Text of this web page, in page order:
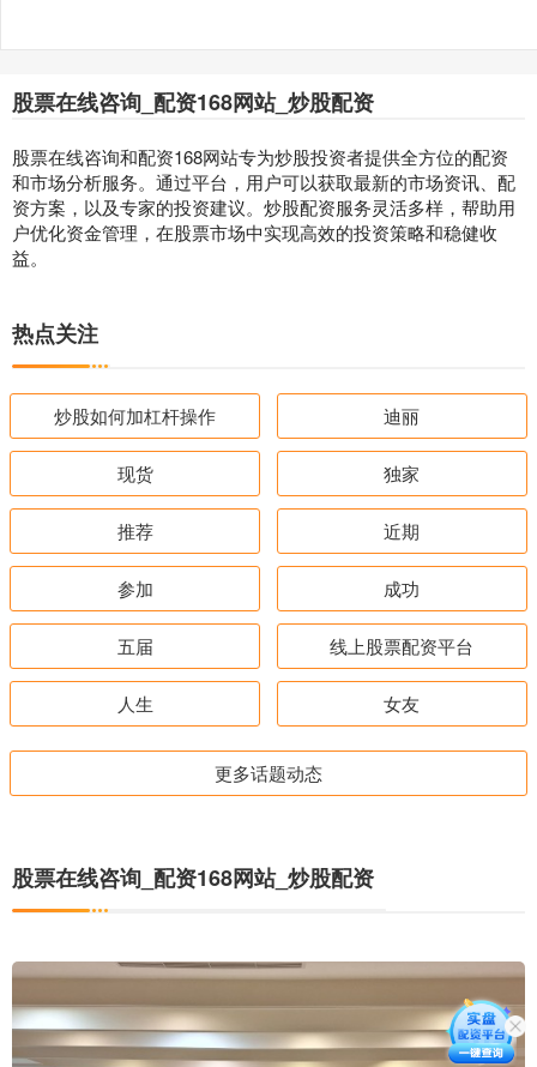
股票在线咨询_配资168网站_炒股配资
股票在线咨询和配资168网站专为炒股投资者提供全方位的配资
和市场分析服务。通过平台，用户可以获取最新的市场资讯、配
资方案，以及专家的投资建议。炒股配资服务灵活多样，帮助用
户优化资金管理，在股票市场中实现高效的投资策略和稳健收
益。
热点关注
炒股如何加杠杆操作 迪丽
现货 独家
推荐 近期
参加 成功
五届 线上股票配资平台
人生 女友
更多话题动态
股票在线咨询_配资168网站_炒股配资